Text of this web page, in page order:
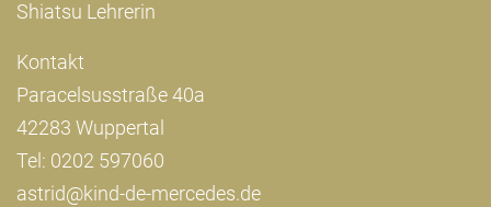
Shiatsu Lehrerin
Kontakt
Paracelsusstraße 40a
42283 Wuppertal
Tel: 0202 597060
astrid@kind-de-mercedes.de